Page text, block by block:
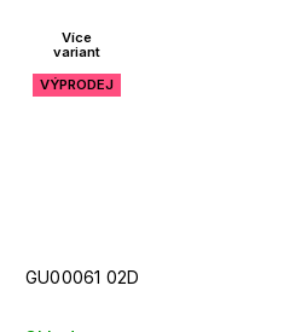
Více
variant
VÝPRODEJ
GU00061 02D